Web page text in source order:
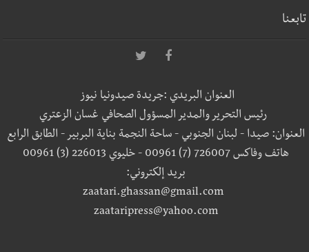
تابعنا
العنوان البريدي :جريدة صيدونيا نيوز
رئيس التحرير والمدير المسؤول الصحافي غسان الزعتري
العنوان: صيدا - لبنان الجنوبي - ساحة النجمة بناية البربير - الطابق الرابع
هاتف وفاكس 726007 (7) 00961 - خليوي 226013 (3) 00961
بريد إلكتروني:
zaatari.ghassan@gmail.com
zaataripress@yahoo.com